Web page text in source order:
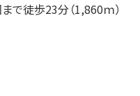
で徒歩23分（1,860ｍ）